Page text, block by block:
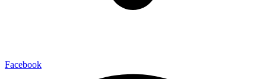
Facebook